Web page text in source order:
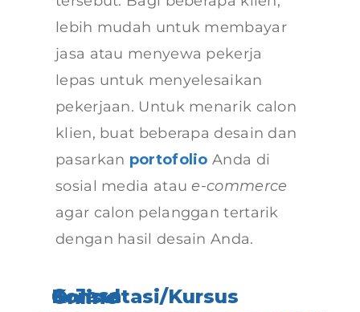
lebih mudah untuk membayar
jasa atau menyewa pekerja
lepas untuk menyelesaikan
pekerjaan. Untuk menarik calon
klien, buat beberapa desain dan
pasarkan portofolioAnda di
sosial media ataue-commerce
agar calon pelanggan tertarik
dengan hasil desain Anda.
6. Jasa Konsultasi/Kursus Online